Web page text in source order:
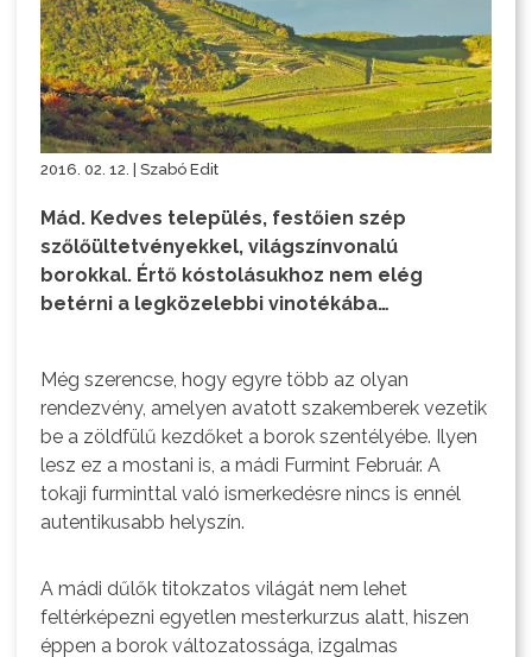
2016. 02. 12. | Szabó Edit
Mád. Kedves település, festőien szép
szőlőültetvényekkel, világszínvonalú
borokkal. Értő kóstolásukhoz nem elég
betérni a legközelebbi vinotékába…
Még szerencse, hogy egyre több az olyan
rendezvény, amelyen avatott szakemberek vezetik
be a zöldfülű kezdőket a borok szentélyébe. Ilyen
lesz ez a mostani is, a mádi Furmint Február. A
tokaji furminttal való ismerkedésre nincs is ennél
autentikusabb helyszín.
A mádi dűlők titokzatos világát nem lehet
feltérképezni egyetlen mesterkurzus alatt, hiszen
éppen a borok változatossága, izgalmas